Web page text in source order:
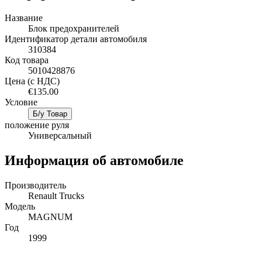
Название
Блок предохранителей
Идентификатор детали автомобиля
310384
Код товара
5010428876
Цена (с НДС)
€135.00
Условие
Б/у Товар
положение руля
Универсальный
Информация об автомобиле
Производитель
Renault Trucks
Mодель
MAGNUM
Год
1999